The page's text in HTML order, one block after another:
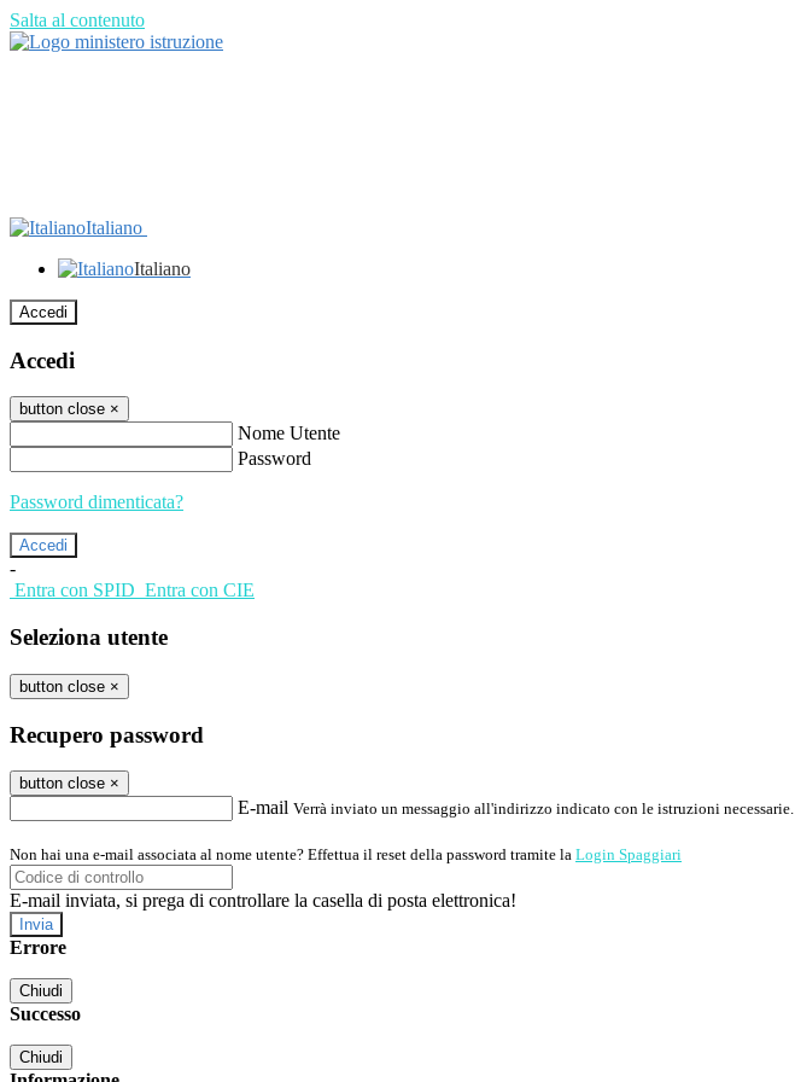
Salta al contenuto
Italiano
Italiano
Accedi
Accedi
button close ×
Nome Utente
Password
Password dimenticata?
-
Entra con SPID Entra con CIE
Seleziona utente
button close ×
Recupero password
button close ×
E-mail Verrà inviato un messaggio all'indirizzo indicato con le istruzioni necessarie.
Non hai una e-mail associata al nome utente? Effettua il reset della password tramite la Login Spaggiari
E-mail inviata, si prega di controllare la casella di posta elettronica!
Errore
Chiudi
Successo
Chiudi